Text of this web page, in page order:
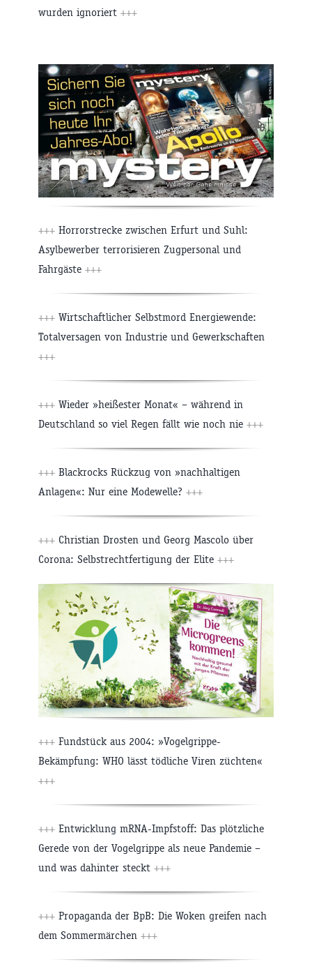
wurden ignoriert +++
+++ Horrorstrecke zwischen Erfurt und Suhl:
Asylbewerber terrorisieren Zugpersonal und
Fahrgäste +++
+++ Wirtschaftlicher Selbstmord Energiewende:
Totalversagen von Industrie und Gewerkschaften
+++
+++ Wieder »heißester Monat« – während in
Deutschland so viel Regen fällt wie noch nie +++
+++ Blackrocks Rückzug von »nachhaltigen
Anlagen«: Nur eine Modewelle? +++
+++ Christian Drosten und Georg Mascolo über
Corona: Selbstrechtfertigung der Elite +++
+++ Fundstück aus 2004: »Vogelgrippe-
Bekämpfung: WHO lässt tödliche Viren züchten«
+++
+++ Entwicklung mRNA-Impfstoff: Das plötzliche
Gerede von der Vogelgrippe als neue Pandemie –
und was dahinter steckt +++
+++ Propaganda der BpB: Die Woken greifen nach
dem Sommermärchen +++